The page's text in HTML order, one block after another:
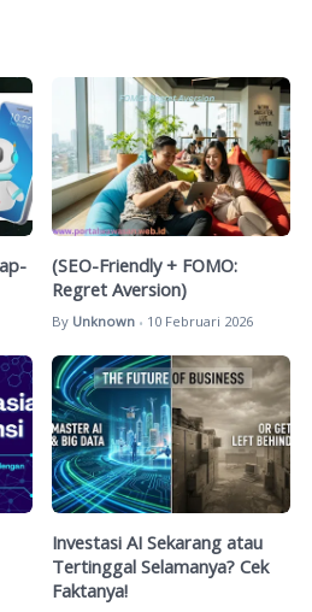
(SEO-Friendly + FOMO:
Regret Aversion)
By Unknown • 10 Februari 2026
Investasi AI Sekarang atau
Tertinggal Selamanya? Cek
Faktanya!